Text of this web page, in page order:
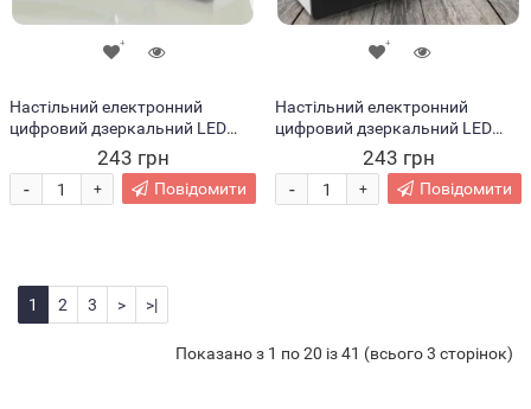
Настільний електронний
цифровий дзеркальний LED
годинник з підсвічуванням і
термометром Mirror Led Clock
Зелені
243 грн
+
- Повідомити
Настільний електронний
цифровий дзеркальний LED
годинник з підсвічуванням і
термометром Mirror Led Clock
Рожеві
243 грн
+
- Повідомити
1 2 3 > >|
Показано з 1 по 20 із 41 (всього 3 сторінок)